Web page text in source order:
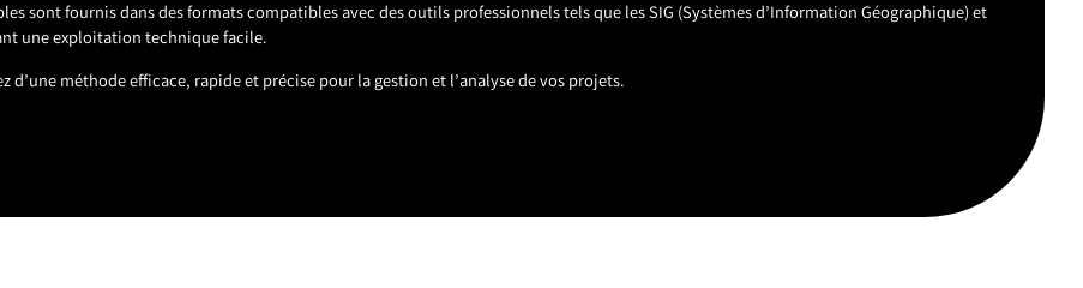
sont fournis dans des formats compatibles avec des outils professionnels tels que les SIG (Systèmes d’Information Géographique) et
une exploitation technique facile.
méthode efficace, rapide et précise pour la gestion et l’analyse de vos projets.